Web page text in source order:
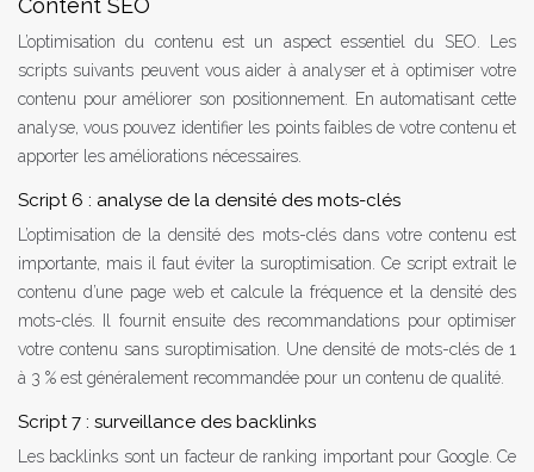
Content SEO
L’optimisation du contenu est un aspect essentiel du SEO. Les
scripts suivants peuvent vous aider à analyser et à optimiser votre
contenu pour améliorer son positionnement. En automatisant cette
analyse, vous pouvez identifier les points faibles de votre contenu et
apporter les améliorations nécessaires.
Script 6 : analyse de la densité des mots-clés
L’optimisation de la densité des mots-clés dans votre contenu est
importante, mais il faut éviter la suroptimisation. Ce script extrait le
contenu d’une page web et calcule la fréquence et la densité des
mots-clés. Il fournit ensuite des recommandations pour optimiser
votre contenu sans suroptimisation. Une densité de mots-clés de 1
à 3 % est généralement recommandée pour un contenu de qualité.
Script 7 : surveillance des backlinks
Les backlinks sont un facteur de ranking important pour Google. Ce